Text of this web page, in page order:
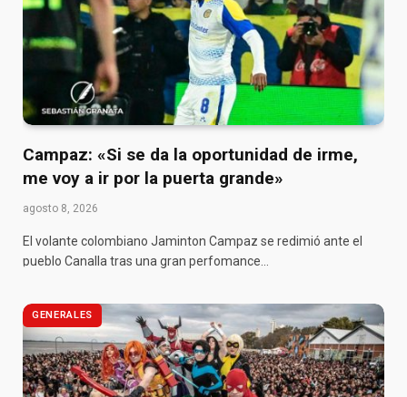
Campaz: «Si se da la oportunidad de irme,
me voy a ir por la puerta grande»
agosto 8, 2026
El volante colombiano Jaminton Campaz se redimió ante el
pueblo Canalla tras una gran perfomance…
GENERALES